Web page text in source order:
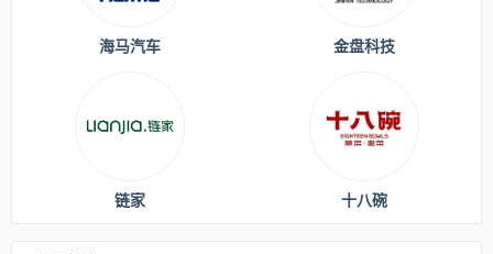
海马汽车 金盘科技
链家 十八碗